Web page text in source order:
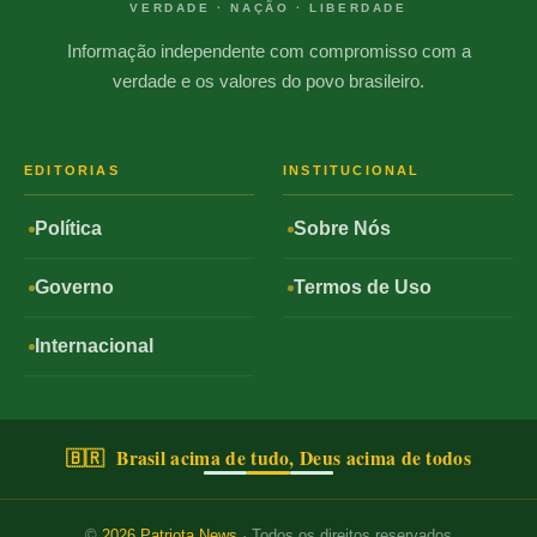
VERDADE · NAÇÃO · LIBERDADE
Informação independente com compromisso com a
verdade e os valores do povo brasileiro.
EDITORIAS
Política
Governo
Internacional
INSTITUCIONAL
Sobre Nós
Termos de Uso
🇧🇷 Brasil acima de tudo, Deus acima de todos